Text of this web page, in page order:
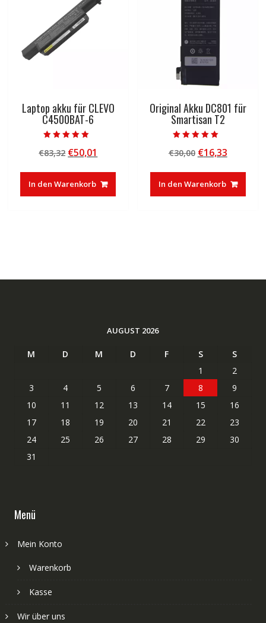
Laptop akku für CLEVO
C4500BAT-6
5.00
von 5
€83,32 Ursprünglicher
war:
€83,32
€50,01
ist:
€50,01.
In den Warenkorb
Original Akku DC801 für
Smartisan T2
5.00
von 5
€30,00 Ursprünglicher
war:
€30,00
€16,33
ist:
€16,33.
In den Warenkorb
AUGUST 2026
M D M D F S
S
1
2
3
4 5 6 7 8
9
10
11 12 13 14 15
16
17
18 19 20 21 22
23
24
25 26 27 28 29
30
31
Menü
Mein Konto
Warenkorb
Kasse
Wir über uns